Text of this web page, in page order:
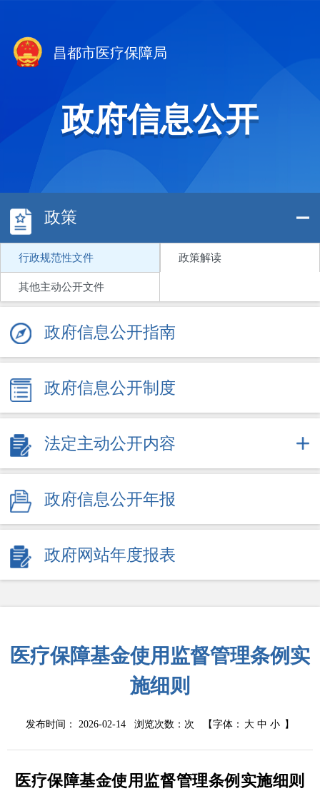
昌都市医疗保障局
政府信息公开
政策
行政规范性文件 政策解读
其他主动公开文件
政府信息公开指南
政府信息公开制度
法定主动公开内容
政府信息公开年报
政府网站年度报表
医疗保障基金使用监督管理条例实
施细则
发布时间： 2026-02-14 浏览次数： 次 【字体： 大 中 小 】
医疗保障基金使用监督管理条例实施细则